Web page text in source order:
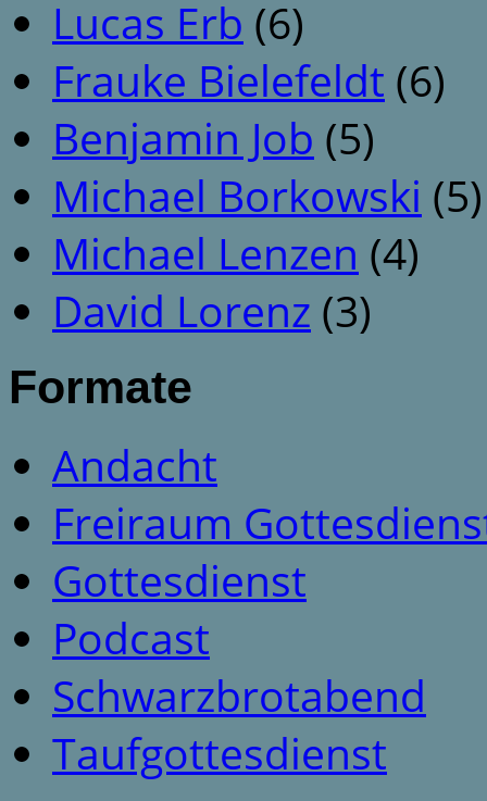
Lucas Erb (6)
Frauke Bielefeldt (6)
Benjamin Job (5)
Michael Borkowski (5)
Michael Lenzen (4)
David Lorenz (3)
Formate
Andacht
Freiraum
Gottesdienst
Podcast
Schwarzbrotabend
Taufgottesdienst